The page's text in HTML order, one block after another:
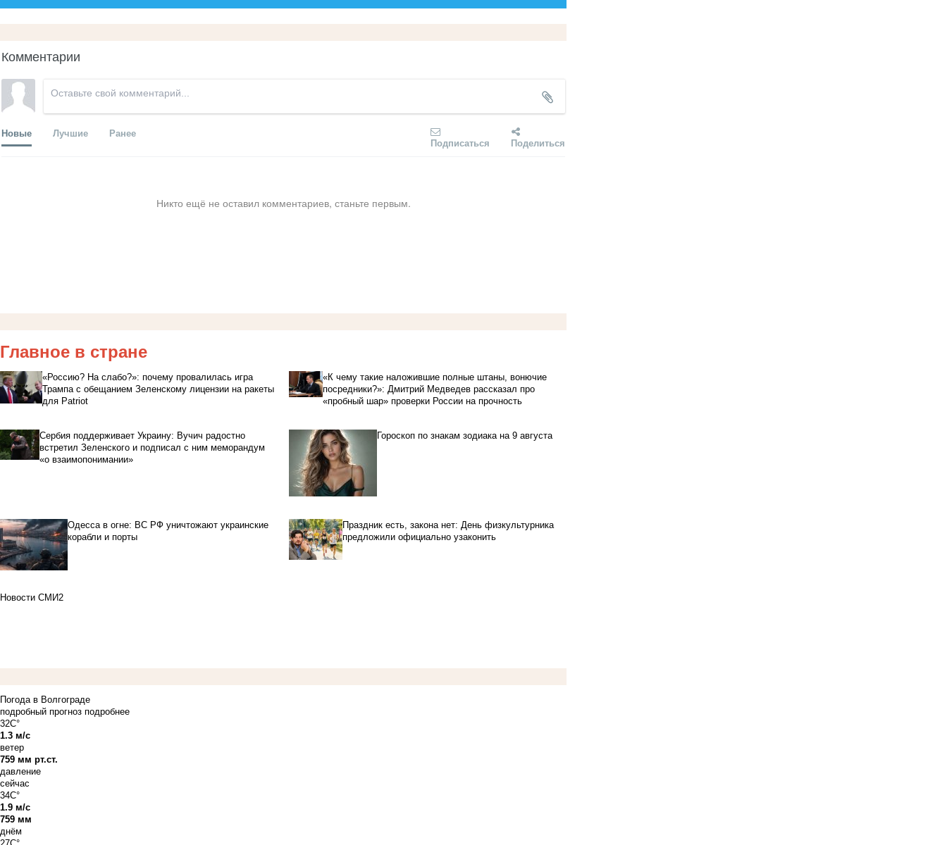
Комментарии
Новые Лучшие Ранее
Подписаться Поделиться
Никто ещё не оставил комментариев, станьте первым.
Главное в стране
«Россию? На слабо?»: почему провалилась игра
Трампа с обещанием Зеленскому лицензии на ракеты
для Patriot
«К чему такие наложившие полные штаны, вонючие
посредники?»: Дмитрий Медведев рассказал про
«пробный шар» проверки России на прочность
Сербия поддерживает Украину: Вучич радостно
встретил Зеленского и подписал с ним меморандум
«о взаимопонимании»
Гороскоп по знакам зодиака на 9 августа
Одесса в огне: ВС РФ уничтожают украинские
корабли и порты
Праздник есть, закона нет: День физкультурника
предложили официально узаконить
Новости СМИ2
Погода в Волгограде
подробный прогноз подробнее
32C°
1.3 м/с
ветер
759 мм рт.ст.
давление
сейчас
34C°
1.9 м/с
759 мм
днём